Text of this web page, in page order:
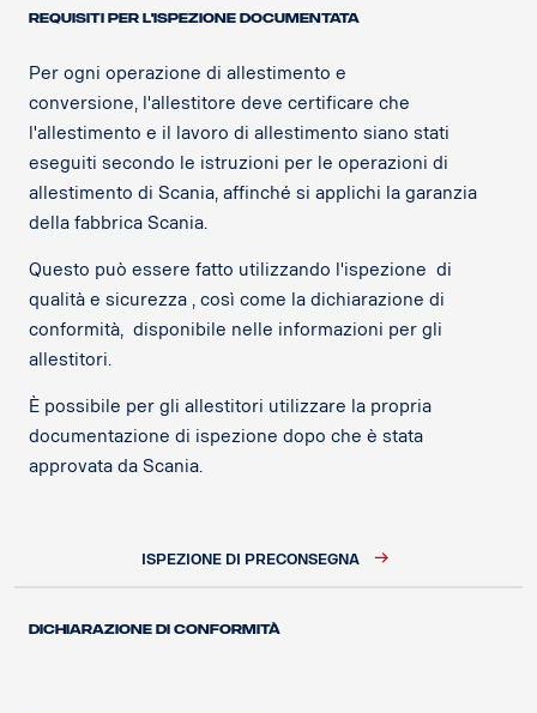
REQUISITI PER L'ISPEZIONE DOCUMENTATA ​
Per ogni operazione di allestimento e
conversione, l'allestitore deve certificare che
l'allestimento e il lavoro di allestimento siano stati
eseguiti secondo le istruzioni per le operazioni di
allestimento di Scania, affinché si applichi la garanzia
della fabbrica Scania.
Questo può essere fatto utilizzando l'ispezione di
qualità e sicurezza , così come la dichiarazione di
conformità, disponibile nelle informazioni per gli
allestitori.
È possibile per gli allestitori utilizzare la propria
documentazione di ispezione dopo che è stata
approvata da Scania.
ISPEZIONE DI PRECONSEGNA
Dichiarazione di conformità